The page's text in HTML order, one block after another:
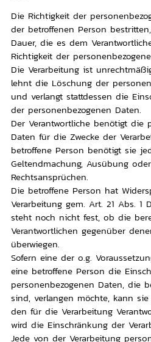
Die Richtigkeit der
der betroffenen Person
Dauer, die es dem
Richtigkeit der
Die Verarbeitung ist
lehnt die Löschung der
und verlangt stattdessen die
der personenbezogenen Daten.
Der Verantwortliche benötigt die
Daten für die Zwecke der
betroffene Person benötigt sie
Geltendmachung, Ausübung
Rechtsansprüchen.
Die betroffene Person hat
Verarbeitung gem. Art. 21 Abs. 1
steht noch nicht fest, ob die
Verantwortlichen gegenüber
überwiegen.
Sofern eine der o.g.
eine betroffene Person die
personenbezogenen Daten, die
sind, verlangen möchte, kann
den für die Verarbeitung
wird die Einschränkung der
Jede von der Verarbeitung